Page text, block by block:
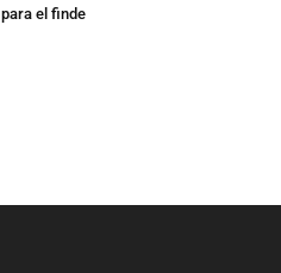
para el finde